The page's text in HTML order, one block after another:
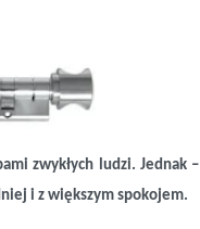
zwykłych ludzi. Jednak –
i z większym spokojem.